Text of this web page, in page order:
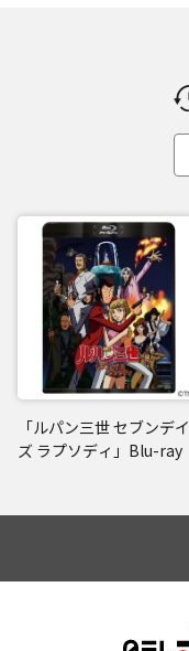
「ルパン三世 セブンデイ
ズ ラプソディ」Blu-ray